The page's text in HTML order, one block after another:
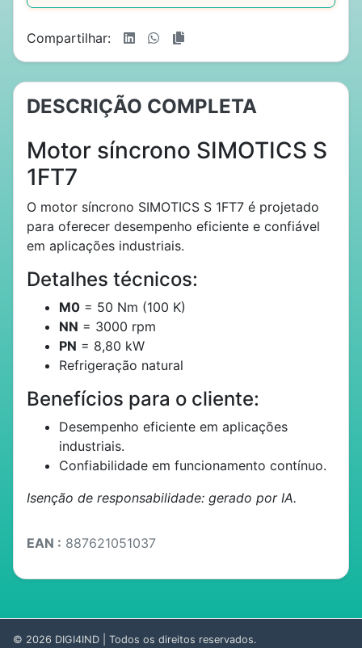
Compartilhar:
DESCRIÇÃO COMPLETA
Motor síncrono SIMOTICS S
1FT7
O motor síncrono SIMOTICS S 1FT7 é projetado
para oferecer desempenho eficiente e confiável
em aplicações industriais.
Detalhes técnicos:
M0 = 50 Nm (100 K)
NN = 3000 rpm
PN = 8,80 kW
Refrigeração natural
Benefícios para o cliente:
Desempenho eficiente em aplicações
industriais.
Confiabilidade em funcionamento contínuo.
Isenção de responsabilidade: gerado por IA.
EAN : 887621051037
© 2026 DIGI4IND | Todos os direitos reservados.